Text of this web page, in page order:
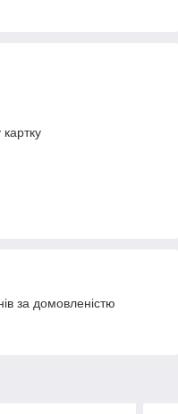
за домовленістю